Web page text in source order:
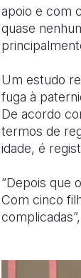
apoio e com
quase
Um estudo
fuga à
De acordo
termos de
idade, é
“Depois que
Com cinco